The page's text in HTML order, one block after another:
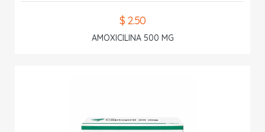
$ 2.50
AMOXICILINA 500 MG